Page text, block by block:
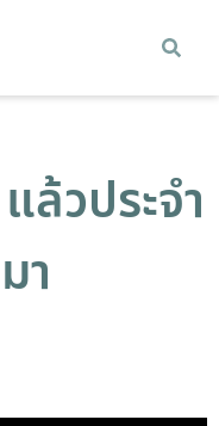
ล้วประจำ
า